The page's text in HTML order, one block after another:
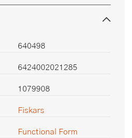
640498
6424002021285
1079908
Fiskars
Functional Form